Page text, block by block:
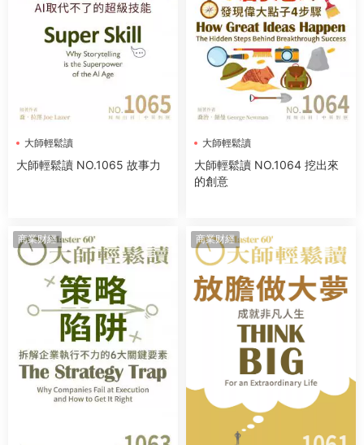
大師輕鬆讀
大師輕鬆讀 NO.1065 故事力
大師輕鬆讀
大師輕鬆讀 NO.1064 挖出來
的創意
商業财經 商業财經